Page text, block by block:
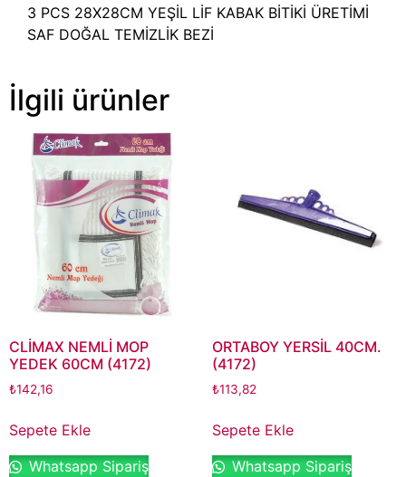
3 PCS 28X28CM YEŞİL LİF KABAK BİTİKİ ÜRETİMİ
SAF DOĞAL TEMİZLİK BEZİ
İlgili ürünler
CLİMAX NEMLİ MOP
YEDEK 60CM (4172)
₺142,16
Sepete Ekle
Whatsapp Sipariş
ORTABOY YERSİL 40CM.
(4172)
₺113,82
Sepete Ekle
Whatsapp Sipariş